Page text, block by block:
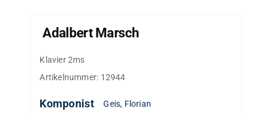
Adalbert Marsch
Klavier 2ms
Artikelnummer: 12944
Komponist Geis, Florian